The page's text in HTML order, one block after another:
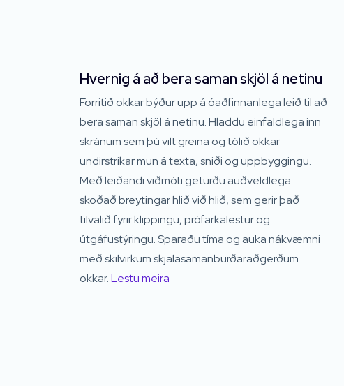
Hvernig á að bera saman skjöl á netinu
Forritið okkar býður upp á óaðfinnanlega leið til að
bera saman skjöl á netinu. Hladdu einfaldlega inn
skránum sem þú vilt greina og tólið okkar
undirstrikar mun á texta, sniði og uppbyggingu.
Með leiðandi viðmóti geturðu auðveldlega
skoðað breytingar hlið við hlið, sem gerir það
tilvalið fyrir klippingu, prófarkalestur og
útgáfustýringu. Sparaðu tíma og auka nákvæmni
með skilvirkum skjalasamanburðaraðgerðum
okkar.Lestu meira